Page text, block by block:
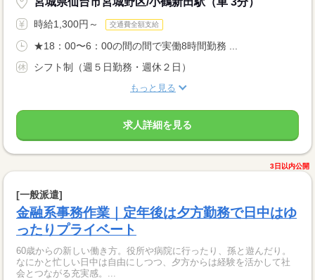
時給1,300円～ 交通費全額支給
★18：00〜6：00の間の間で実働8時間勤務 ...
シフト制（週５日勤務・週休２日）
もっと見る
求人詳細を見る
3日以内公開
[一般派遣]
金融系事務作業｜定年後は夕方勤務で日中はゆ
ったりプライベート
60歳からの新しい働き方。役所や病院に行ったり、孫と遊んだり。
なにかと忙しい日中は自由にしつつ、夕方からは経験を活かして社
会とつながる充実感。...